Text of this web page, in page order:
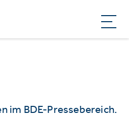
im BDE-Pressebereich.